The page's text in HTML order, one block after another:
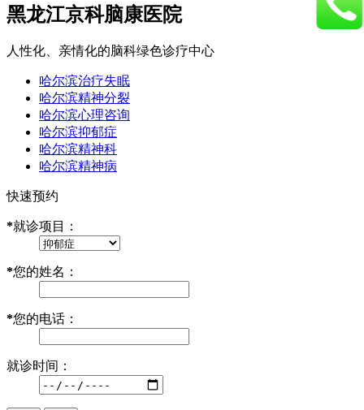
黑龙江京科脑康医院
人性化、亲情化的脑科绿色诊疗中心
哈尔滨治疗失眠
哈尔滨精神分裂
哈尔滨心理咨询
哈尔滨抑郁症
哈尔滨精神科
哈尔滨精神病
快速预约
*就诊项目：
*您的姓名：
*您的电话：
就诊时间：